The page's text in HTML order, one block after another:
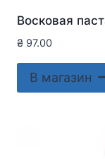
Восковая
₴ 97.00
В магазин